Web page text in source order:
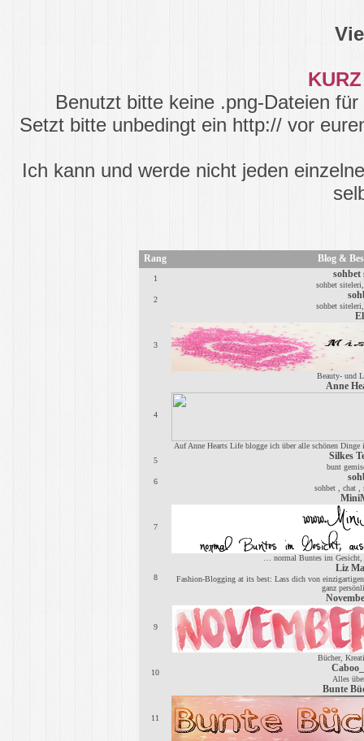
Benutzt bitte keine .png-Dateien
Setzt bitte unbedingt ein http:// vor
Ich kann und werde nicht jeden
Rang Blog &
1 sohbet
sohbet
2
sohbet
3
Beauty- und
4
Anne
Auf Anne Hearts Life blogge ich über alle schönen
5
Silkes
bunt
6
sohbet , chat ,
7
… normal Buntes im Gesicht,
8
Liz
Fashion-Blogging at its best: Lass dich von
ganz
9
Bücher,
10
Alles
11
Bunte